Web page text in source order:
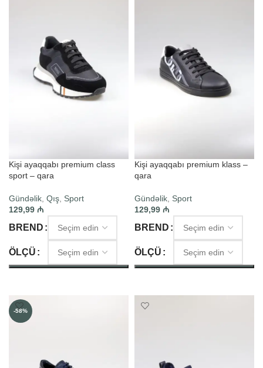
Kişi ayaqqabı premium class
sport – qara
Gündəlik Qış Sport
129,99 ₼
BREND
ÖLÇÜ
Kişi ayaqqabı premium klass –
qara
Gündəlik Sport
129,99 ₼
BREND
ÖLÇÜ
-58%